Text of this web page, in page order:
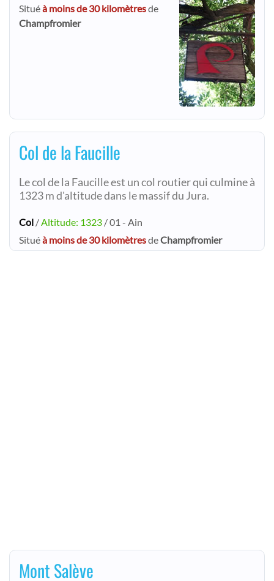
Situéà moins de 30 kilomètresde
Champfromier
Col de la Faucille
Le col de la Faucille est un col routier qui culmine à
1323 m d'altitude dans le massif du Jura.
Col /Altitude: 1323 / 01 - Ain
Situéà moins de 30 kilomètresdeChampfromier
Mont Salève